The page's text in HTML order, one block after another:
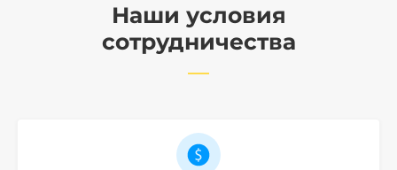
Наши условия
сотрудничества